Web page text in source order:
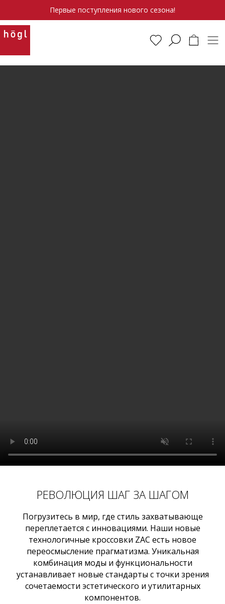
Первые поступления нового сезона!
РЕВОЛЮЦИЯ ШАГ ЗА ШАГОМ
Погрузитесь в мир, где стиль захватывающе
переплетается с инновациями. Наши новые
технологичные кроссовки ZAC есть новое
переосмысление прагматизма. Уникальная
комбинация моды и функциональности
устанавливает новые стандарты с точки зрения
сочетаемости эстетического и утилитарных
компонентов.